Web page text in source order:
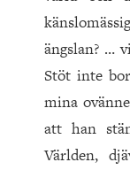
ängslan? …
Stöt inte
mina
att han
Världen,